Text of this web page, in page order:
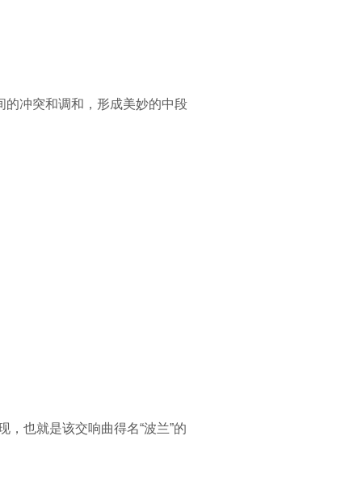
的冲突和调和，形成美妙的中段
也就是该交响曲得名“波兰”的